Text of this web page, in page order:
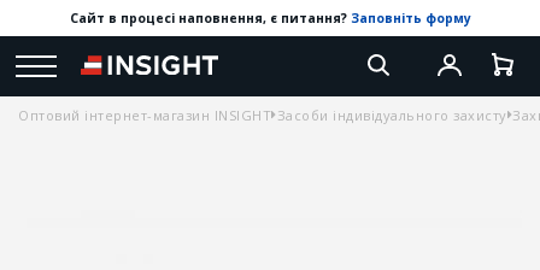
Сайт в процесі наповнення, є питання? Заповніть форму
Оптовий інтернет-магазин INSIGHT Засоби індивідуального захисту